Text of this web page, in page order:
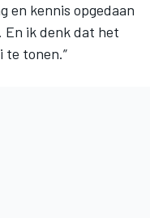
en kennis opgedaan
En ik denk dat het
te tonen.”